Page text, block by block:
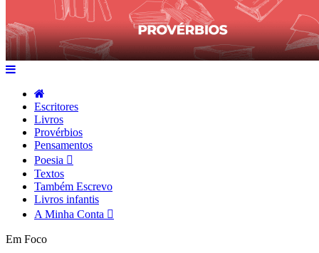
Escritores
Livros
Provérbios
Pensamentos
Poesia
Textos
Também Escrevo
Livros infantis
A Minha Conta
Em Foco